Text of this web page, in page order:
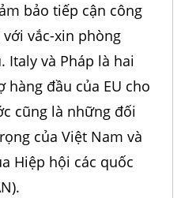
bảo tiếp cận công
vắc-xin phòng
Italy và Pháp là hai
hàng đầu của EU cho
cũng là những đối
của Việt Nam và
Hiệp hội các quốc